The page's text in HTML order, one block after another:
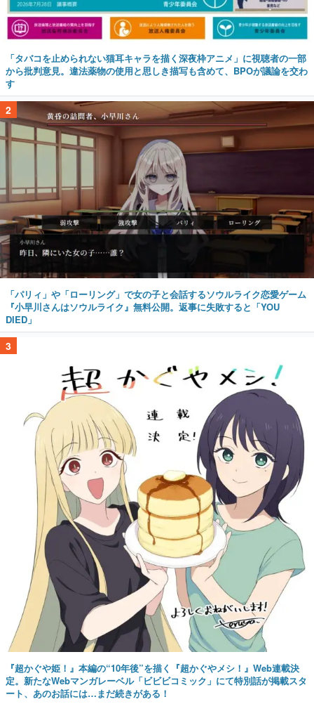
「タバコを止められない猫耳キャラを描く深夜枠アニメ」に視聴者の一部
から批判意見。違法薬物の使用と思しき描写も含めて、BPOが議論を交わ
す
2
「パリィ」や「ローリング」で女の子と会話するソウルライク恋愛ゲーム
『小早川さんはソウルライク』無料公開。返事に失敗すると「YOU
DIED」
3
『超かぐや姫！』本編の“10年後”を描く『超かぐやメシ！』Web連載決
定。新たなWebマンガレーベル「ビビビコミック」にて特別話が掲載スタ
ート、あのお話には…まだ続きがある！